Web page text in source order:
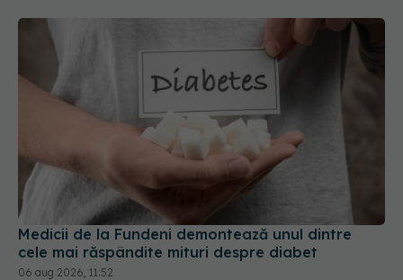
Medicii de la Fundeni demontează unul dintre
cele mai răspândite mituri despre diabet
06 aug 2026, 11:52